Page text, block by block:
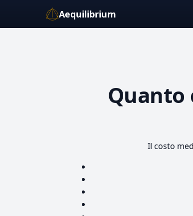
Aequilibrium
Quanto
Il costo